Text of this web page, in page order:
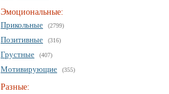
Эмоциональные:
Прикольные
(2799)
Позитивные (316)
Грустные (407)
Мотивирующие (355)
Разные: